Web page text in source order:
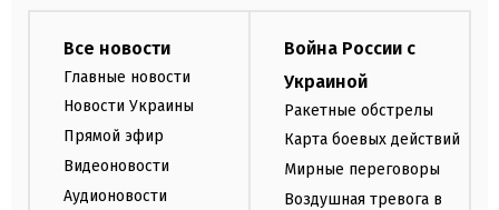
Все новости
Главные новости
Новости Украины
Прямой эфир
Видеоновости
Аудионовости
Война России с
Украиной
Ракетные обстрелы
Карта боевых действий
Мирные переговоры
Воздушная тревога в